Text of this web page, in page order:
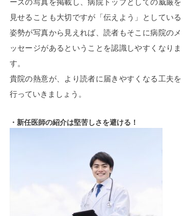
ーズの写真を掲載し、病院トップとしての威厳を
見せることも大切ですが「伝えよう」としている
姿勢が写真から見えれば、読者もそこに病院のメ
ッセージがあるということを認識しやすくなりま
す。
貴院の熱意が、より読者に届きやすくなる工夫を
行っていきましょう。
・新任医師の紹介は堅苦しさを避ける！